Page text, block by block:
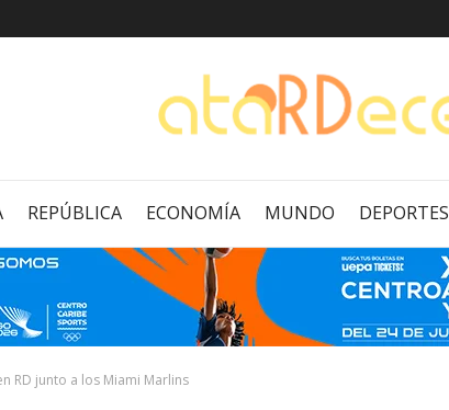
REPÚBLICA ECONOMÍA MUNDO DEPORTES
RD junto a los Miami Marlins